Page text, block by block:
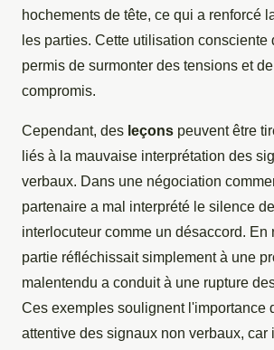
hochements de tête, ce qui a renforcé
les parties. Cette utilisation consciente
permis de surmonter des tensions et
compromis.
Cependant, des leçons peuvent être
liés à la mauvaise interprétation des
verbaux. Dans une négociation
partenaire a mal interprété le silence
interlocuteur comme un désaccord. En
partie réfléchissait simplement à une
malentendu a conduit à une rupture
Ces exemples soulignent l'importance
attentive des signaux non verbaux, car